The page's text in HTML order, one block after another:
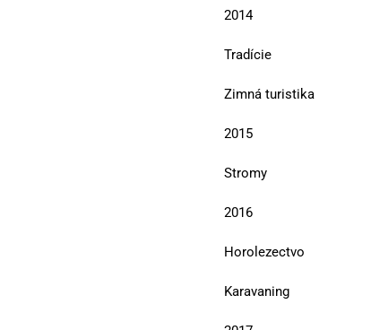
2014
Tradície
Zimná turistika
2015
Stromy
2016
Horolezectvo
Karavaning